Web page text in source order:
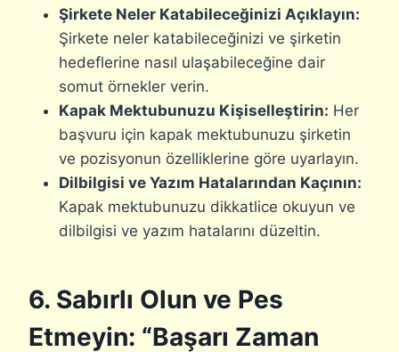
Şirkete Neler Katabileceğinizi Açıklayın:
Şirkete neler katabileceğinizi ve şirketin
hedeflerine nasıl ulaşabileceğine dair
somut örnekler verin.
Kapak Mektubunuzu Kişiselleştirin: Her
başvuru için kapak mektubunuzu şirketin
ve pozisyonun özelliklerine göre uyarlayın.
Dilbilgisi ve Yazım Hatalarından Kaçının:
Kapak mektubunuzu dikkatlice okuyun ve
dilbilgisi ve yazım hatalarını düzeltin.
6. Sabırlı Olun ve Pes
Etmeyin: “Başarı Zaman